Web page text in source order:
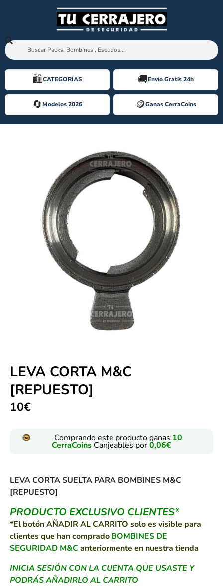
🛍️️CATEGORÍAS 🚚Envío Gratis 24h
🔄Modelos 2026 🪙️Ganas CerraCoins
LEVA CORTA M&C
[REPUESTO]
10€
Comprando este producto ganas 10
CerraCoins Canjeables por0,06€
LEVA CORTA SUELTA PARA BOMBINES M&C
[REPUESTO]
PRODUCTO EXCLUSIVO CLIENTES*
*El botón AÑADIR AL CARRITO solo es visible para
clientes que han comprado BOMBINES DE
SEGURIDAD M&Canteriormente en nuestra tienda
INICIA SESIÓN CON LA CUENTA QUE USASTE Y
PODRÁS AÑADIRLO AL CARRITO